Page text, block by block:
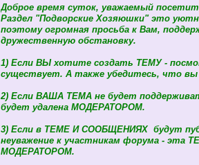
Доброе время суток, уважаемый
Раздел "Подворские Хозяюшки" это
поэтому огромная просьба к Вам,
дружественную обстановку.
1) Если ВЫ хотите создать ТЕМУ -
существует. А также убедитесь, что
2) Если ВАША ТЕМА не будет
будет удалена МОДЕРАТОРОМ.
3) Если в ТЕМЕ И СООБЩЕНИЯХ будут
неуважение к участникам форума - эта
МОДЕРАТОРОМ.